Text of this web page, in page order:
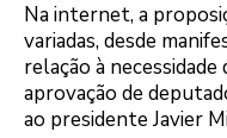
Na internet, a
variadas, desde
relação à necessidade
aprovação de
ao presidente Javier